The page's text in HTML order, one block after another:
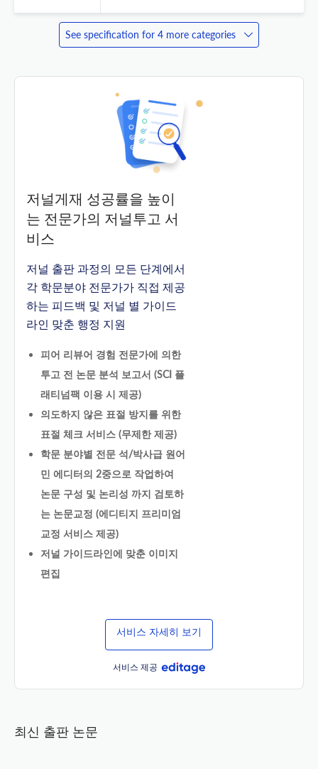
See specification for 4 more categories
저널게재 성공률을 높이
는 전문가의 저널투고 서
비스
저널 출판 과정의 모든 단계에서
각 학문분야 전문가가 직접 제공
하는 피드백 및 저널 별 가이드
라인 맞춘 행정 지원
피어 리뷰어 경험 전문가에 의한
투고 전 논문 분석 보고서 (SCI 플
래티넘팩 이용 시 제공)
의도하지 않은 표절 방지를 위한
표절 체크 서비스 (무제한 제공)
학문 분야별 전문 석/박사급 원어
민 에디터의 2중으로 작업하여
논문 구성 및 논리성 까지 검토하
는 논문교정 (에디티지 프리미엄
교정 서비스 제공)
저널 가이드라인에 맞춘 이미지
편집
서비스 자세히 보기
서비스 제공
최신 출판 논문